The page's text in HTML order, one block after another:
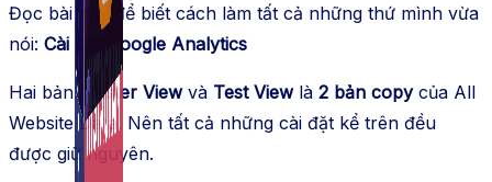
Đọc bài này để biết cách làm tất cả những thứ mình vừa
nói: Cài đặt Google Analytics
Hai bản Master Viewvà Test Viewlà 2 bản copycủa All
Website Data. Nên tất cả những cài đặt kể trên đều
được giữ nguyên.